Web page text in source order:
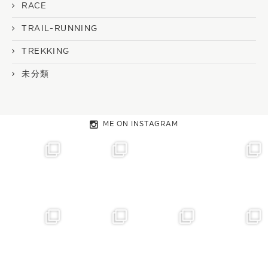
RACE
TRAIL-RUNNING
TREKKING
未分類
ME ON INSTAGRAM